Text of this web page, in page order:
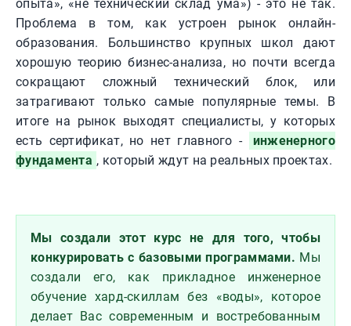
опыта», «не технический склад ума») - это не так.
Проблема в том, как устроен рынок онлайн-
образования. Большинство крупных школ дают
хорошую теорию бизнес-анализа, но почти всегда
сокращают сложный технический блок, или
затрагивают только самые популярные темы. В
итоге на рынок выходят специалисты, у которых
есть сертификат, но нет главного -
инженерного
фундамента , который ждут на реальных проектах.
Мы создали этот курс не для того, чтобы
конкурировать с базовыми программами. Мы
создали его, как прикладное инженерное
обучение хард-скиллам без «воды», которое
делает Вас современным и востребованным